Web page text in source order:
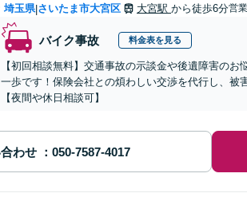
埼玉県|さいたま市大宮区 大宮駅 から徒歩6分営
バイク事故 料金表を見る
【初回相談無料】交通事故の示談金や後遺障害の
一歩です！保険会社との煩わしい交渉を代行し、被
【夜間や休日相談可】
わせ